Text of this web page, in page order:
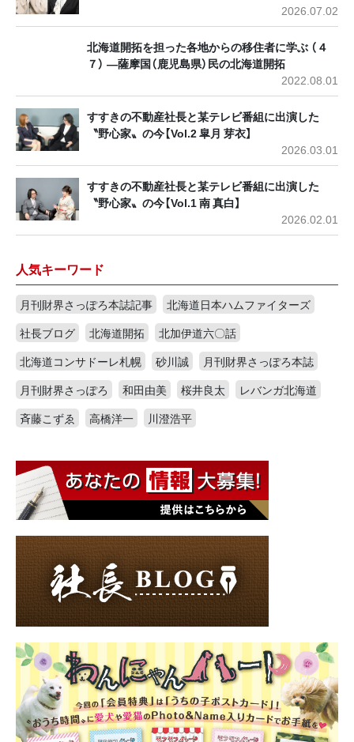
2026.07.02
北海道開拓を担った各地からの移住者に学ぶ （４
７） ―薩摩国（鹿児島県）民の北海道開拓
2022.08.01
すすきの不動産社長と某テレビ番組に出演した
〝野心家〟の今【Vol.2 皐月 芽衣】
2026.03.01
すすきの不動産社長と某テレビ番組に出演した
〝野心家〟の今【Vol.1 南 真白】
2026.02.01
人気キーワード
月刊財界さっぽろ本誌記事
北海道日本ハムファイターズ
社長ブログ
北海道開拓
北加伊道六〇話
北海道コンサドーレ札幌
砂川誠
月刊財界さっぽろ本誌
月刊財界さっぽろ
和田由美 桜井良太
レバンガ北海道
斉藤こずゑ
高橋洋一 川澄浩平